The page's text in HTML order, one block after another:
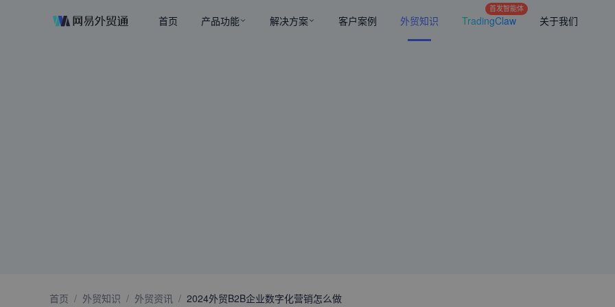
首页 产品功能 解决方案 客户案例 外贸知识 TradingClaw
首发智能体
关于我们
首页 / 外贸知识 / 外贸资讯 / 2024外贸B2B企业数字化营销怎么做